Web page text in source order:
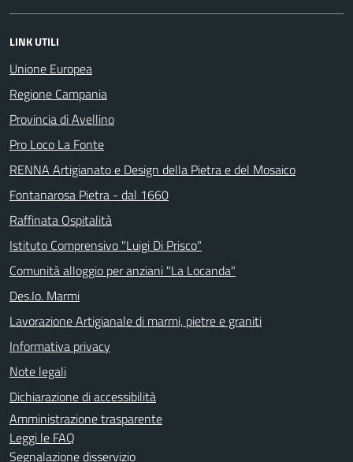
LINK UTILI
Unione Europea
Regione Campania
Provincia di Avellino
Pro Loco La Fonte
RENNA Artigianato e Design della Pietra e del Mosaico
Fontanarosa Pietra - dal 1660
Raffinata Ospitalità
Istituto Comprensivo "Luigi Di Prisco"
Comunità alloggio per anziani "La Locanda"
Des.Io. Marmi
Lavorazione Artigianale di marmi, pietre e graniti
Informativa privacy
Note legali
Dichiarazione di accessibilità
Amministrazione trasparente
Leggi le FAQ
Segnalazione disservizio